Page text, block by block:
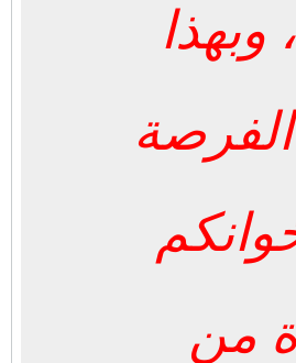
وبهذا
الفرصة
من